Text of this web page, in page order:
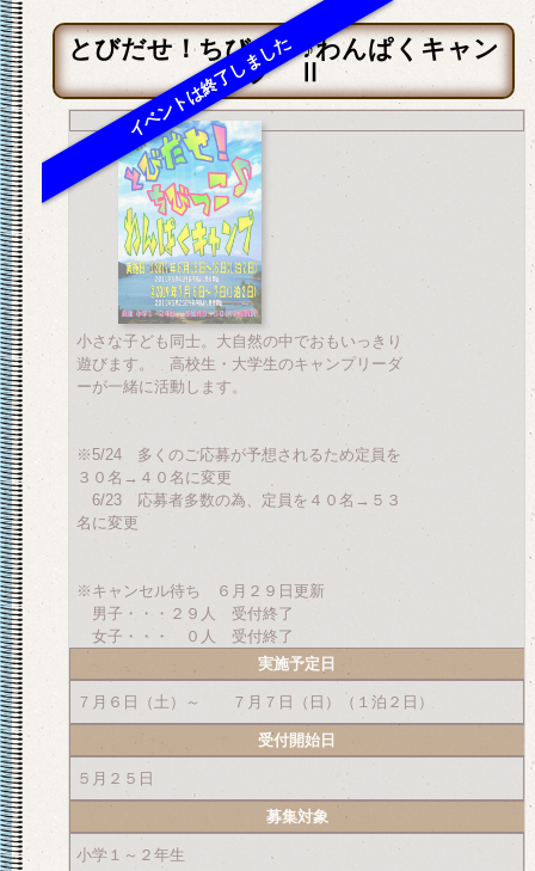
とびだせ！ちびっ子♪わんぱくキャン
プ Ⅱ
小さな子ども同士。大自然の中でおもいっきり
遊びます。 高校生・大学生のキャンプリーダ
ーが一緒に活動します。
※5/24 多くのご応募が予想されるため定員を
３０名→４０名に変更
6/23 応募者多数の為、定員を４０名→５３
名に変更
※キャンセル待ち ６月２９日更新
男子・・・２９人 受付終了
女子・・・ ０人 受付終了
実施予定日
７月６日（土）～ ７月７日（日）（１泊２日）
受付開始日
５月２５日
募集対象
小学１～２年生